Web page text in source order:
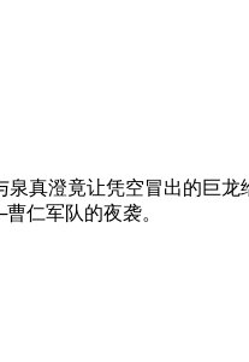
真澄竟让凭空冒出的巨
仁军队的夜袭。